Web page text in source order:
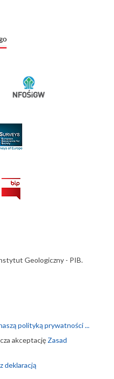
Geologiczny - PIB.
polityką prywatności ...
akceptację Zasad
deklaracją